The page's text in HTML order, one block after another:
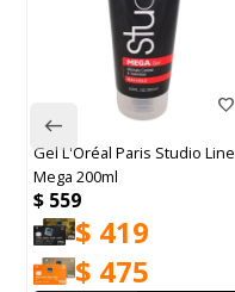
Gel L'Oréal Paris Studio Line
Mega 200ml
$ 559
$ 419
$ 475